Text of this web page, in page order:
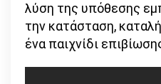
λύση της υπόθεσης
την κατάσταση,
ένα παιχνίδι